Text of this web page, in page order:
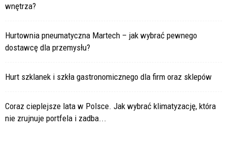
wnętrza?
Hurtownia pneumatyczna Martech – jak wybrać pewnego
dostawcę dla przemysłu?
Hurt szklanek i szkła gastronomicznego dla firm oraz sklepów
Coraz cieplejsze lata w Polsce. Jak wybrać klimatyzację, która
nie zrujnuje portfela i zadba...